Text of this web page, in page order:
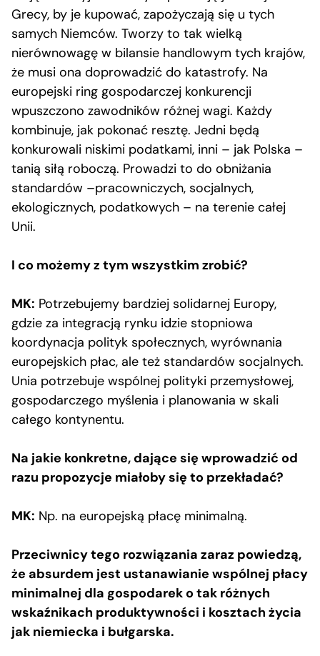
Grecy, by je kupować, zapożyczają się u tych
samych Niemców. Tworzy to tak wielką
nierównowagę w bilansie handlowym tych krajów,
że musi ona doprowadzić do katastrofy. Na
europejski ring gospodarczej konkurencji
wpuszczono zawodników różnej wagi. Każdy
kombinuje, jak pokonać resztę. Jedni będą
konkurowali niskimi podatkami, inni – jak Polska –
tanią siłą roboczą. Prowadzi to do obniżania
standardów –pracowniczych, socjalnych,
ekologicznych, podatkowych – na terenie całej
Unii.
I co możemy z tym wszystkim zrobić?
MK: Potrzebujemy bardziej solidarnej Europy,
gdzie za integracją rynku idzie stopniowa
koordynacja polityk społecznych, wyrównania
europejskich płac, ale też standardów socjalnych.
Unia potrzebuje wspólnej polityki przemysłowej,
gospodarczego myślenia i planowania w skali
całego kontynentu.
Na jakie konkretne, dające się wprowadzić od
razu propozycje miałoby się to przekładać?
MK: Np. na europejską płacę minimalną.
Przeciwnicy tego rozwiązania zaraz powiedzą,
że absurdem jest ustanawianie wspólnej płacy
minimalnej dla gospodarek o tak różnych
wskaźnikach produktywności i kosztach życia
jak niemiecka i bułgarska.